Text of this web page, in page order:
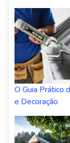
O Guia Prático
e Decoração